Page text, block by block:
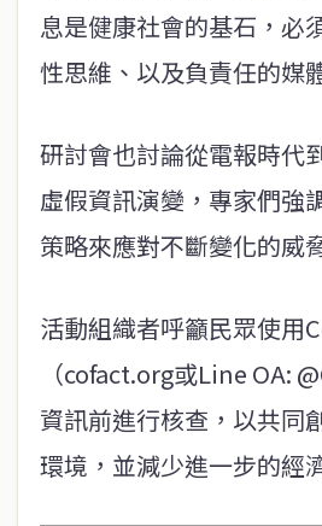
息是健康社會的基石，必
性思維、以及負責任的媒
研討會也討論從電報時代
虛假資訊演變，專家們強
策略來應對不斷變化的威
活動組織者呼籲民眾使用
（cofact.org或Line OA:
資訊前進行核查，以共同
環境，並減少進一步的經